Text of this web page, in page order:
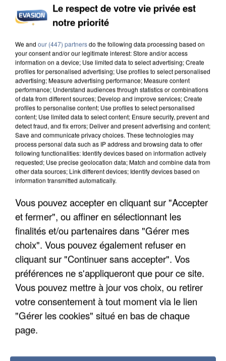
DE FAUNE SAUVAGE SONT...
L’UN DES FONDATEURS SUPPOSÉS DE LA DZ
MAFIA INTERPELLÉ EN ALGÉRIE
Le respect de votre vie privée est
notre priorité
We and our (447) partnersdo the following data processing based on
your consent and/or our legitimate interest: Store and/or access
information on a device; Use limited data to select advertising; Create
profiles for personalised advertising; Use profiles to select personalised
advertising; Measure advertising performance; Measure content
performance; Understand audiences through statistics or combinations
of data from different sources; Develop and improve services; Create
profiles to personalise content; Use profiles to select personalised
content; Use limited data to select content; Ensure security, prevent and
detect fraud, and fix errors; Deliver and present advertising and content;
Save and communicate privacy choices. These technologies may
process personal data such as IP address and browsing data to offer
following functionalities: Identify devices based on information actively
requested; Use precise geolocation data; Match and combine data from
other data sources; Link different devices; Identify devices based on
information transmitted automatically.
Vous pouvez accepter en cliquant sur "Accepter
et fermer", ou affiner en sélectionnant les
finalités et/ou partenaires dans "Gérer mes
choix". Vous pouvez également refuser en
cliquant sur "Continuer sans accepter". Vos
préférences ne s'appliqueront que pour ce site.
Vous pouvez mettre à jour vos choix, ou retirer
votre consentement à tout moment via le lien
"Gérer les cookies" situé en bas de chaque
page.